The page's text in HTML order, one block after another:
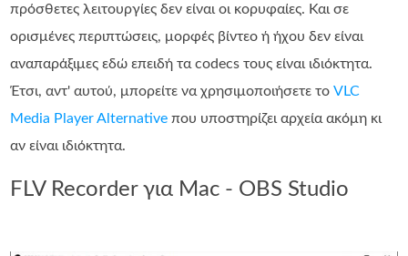
πρόσθετες λειτουργίες δεν είναι οι κορυφαίες. Και σε
ορισμένες περιπτώσεις, μορφές βίντεο ή ήχου δεν είναι
αναπαράξιμες εδώ επειδή τα codecs τους είναι ιδιόκτητα.
Έτσι, αντ' αυτού, μπορείτε να χρησιμοποιήσετε τοVLC
Media Player Alternative που υποστηρίζει αρχεία ακόμη κι
αν είναι ιδιόκτητα.
FLV Recorder για Mac - OBS Studio